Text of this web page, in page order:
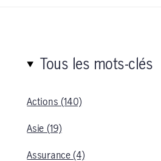
Tous les mots-clés
Actions (140)
Asie (19)
Assurance (4)